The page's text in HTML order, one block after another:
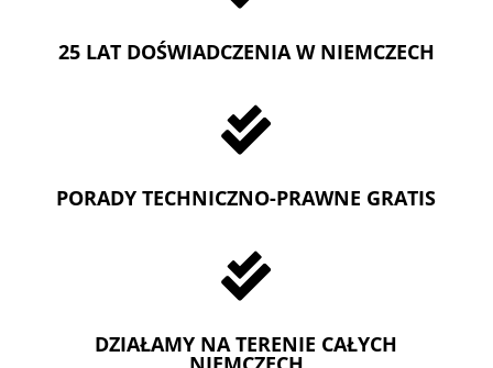
25 LAT DOŚWIADCZENIA W NIEMCZECH

PORADY TECHNICZNO-PRAWNE GRATIS

DZIAŁAMY NA TERENIE CAŁYCH